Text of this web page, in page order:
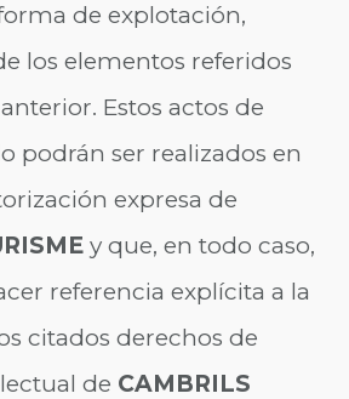
de explotación,
los elementos referidos
Estos actos de
podrán ser realizados en
expresa de
y que, en todo caso,
referencia explícita a la
citados derechos de
de CAMBRILS